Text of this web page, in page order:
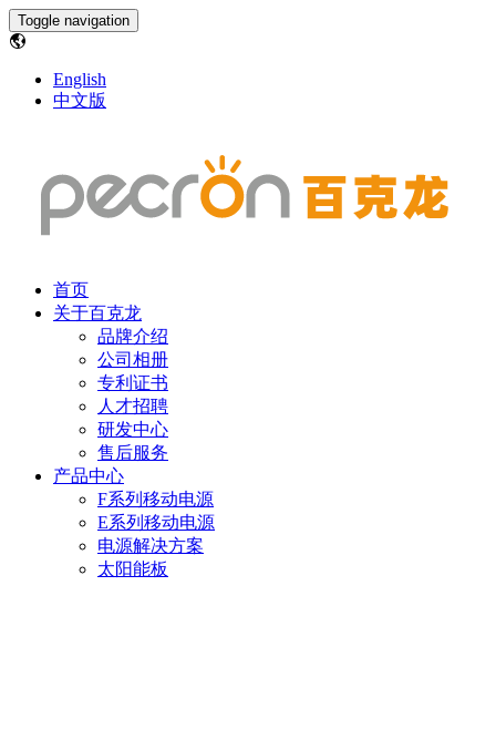
Toggle navigation
English
中文版
首页
关于百克龙
品牌介绍
公司相册
专利证书
人才招聘
研发中心
售后服务
产品中心
F系列移动电源
E系列移动电源
电源解决方案
太阳能板